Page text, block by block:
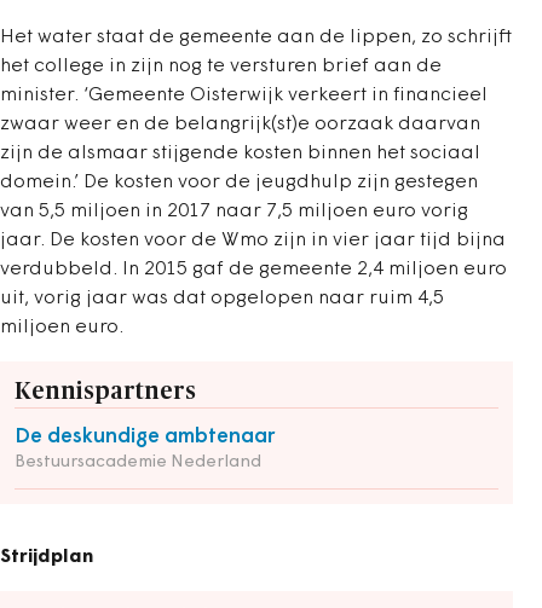
Het water staat de gemeente aan de lippen, zo schrijft
het college in zijn nog te versturen brief aan de
minister. ‘Gemeente Oisterwijk verkeert in financieel
zwaar weer en de belangrijk(st)e oorzaak daarvan
zijn de alsmaar stijgende kosten binnen het sociaal
domein.’ De kosten voor de jeugdhulp zijn gestegen
van 5,5 miljoen in 2017 naar 7,5 miljoen euro vorig
jaar. De kosten voor de Wmo zijn in vier jaar tijd bijna
verdubbeld. In 2015 gaf de gemeente 2,4 miljoen euro
uit, vorig jaar was dat opgelopen naar ruim 4,5
miljoen euro.
Kennispartners
De deskundige ambtenaar
Bestuursacademie Nederland
Strijdplan